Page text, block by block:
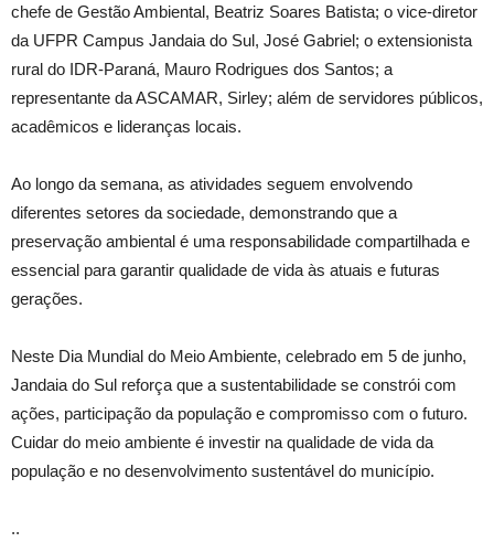
chefe de Gestão Ambiental, Beatriz Soares Batista; o vice-diretor
da UFPR Campus Jandaia do Sul, José Gabriel; o extensionista
rural do IDR-Paraná, Mauro Rodrigues dos Santos; a
representante da ASCAMAR, Sirley; além de servidores públicos,
acadêmicos e lideranças locais.
Ao longo da semana, as atividades seguem envolvendo
diferentes setores da sociedade, demonstrando que a
preservação ambiental é uma responsabilidade compartilhada e
essencial para garantir qualidade de vida às atuais e futuras
gerações.
Neste Dia Mundial do Meio Ambiente, celebrado em 5 de junho,
Jandaia do Sul reforça que a sustentabilidade se constrói com
ações, participação da população e compromisso com o futuro.
Cuidar do meio ambiente é investir na qualidade de vida da
população e no desenvolvimento sustentável do município.
..